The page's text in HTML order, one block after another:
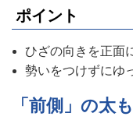
ポイント
ひざの向きを正面
勢いをつけずにゆ
「前側」の太